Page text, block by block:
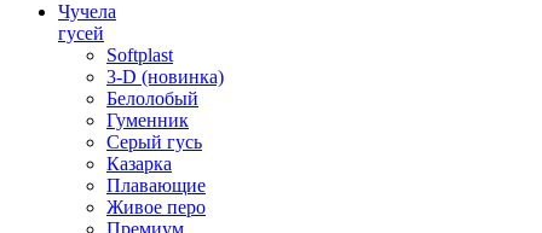
Чучела
гусей
Softplast
3-D (новинка)
Белолобый
Гуменник
Серый гусь
Казарка
Плавающие
Живое перо
Премиум